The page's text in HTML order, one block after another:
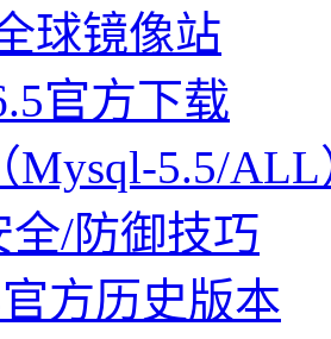
球镜像站
官方下载
Mysql-5.5/
全/防御技巧
官方历史版本